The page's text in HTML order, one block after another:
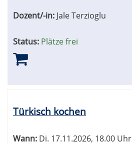
Dozent/-in: Jale Terzioglu
Status: Plätze frei
Türkisch kochen
Wann: Di. 17.11.2026, 18.00 Uhr